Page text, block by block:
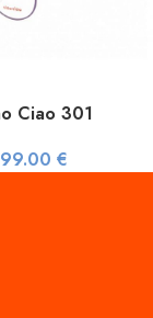
Ciao 301
99.00 €